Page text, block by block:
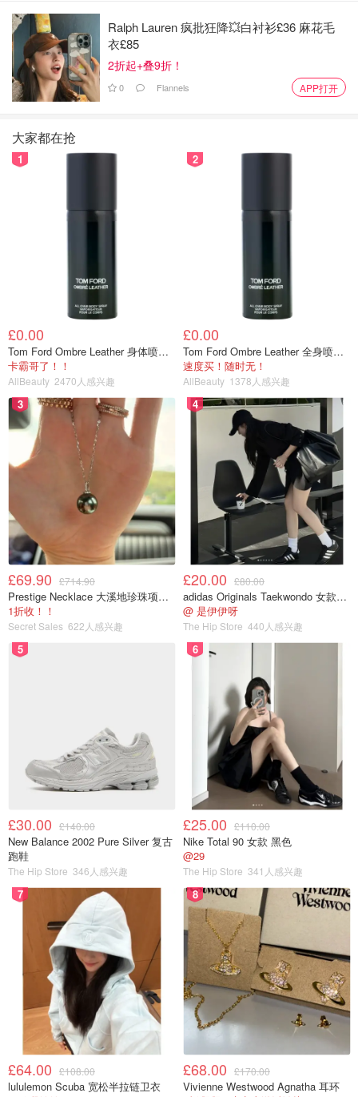
如果你喜欢我们的文章记得
以加小编服务号（DMxQianDuoDuo）了解更多英国优质折
扣和攻略内容~
Ralph Lauren 疯批狂降💥白衬衫£36 麻花毛
衣£85
2折起+叠9折！
0 Flannels APP打开
大家都在抢
1
£0.00
Tom Ford Ombre Leather 身体喷雾 150ml
卡霸哥了！！
AllBeauty 2470人感兴趣
2
£0.00
Tom Ford Ombre Leather 全身喷雾 150ml
速度买！随时无！
AllBeauty 1378人感兴趣
3
£69.90 £714.90
Prestige Necklace 大溪地珍珠项链 10-11mm
1折收！！
Secret Sales 622人感兴趣
4
£20.00 £80.00
adidas Originals Taekwondo 女款黑色运动鞋
@ 是伊伊呀
The Hip Store 440人感兴趣
5
£30.00 £140.00
New Balance 2002 Pure Silver 复古
跑鞋
The Hip Store 346人感兴趣
6
£25.00 £110.00
Nike Total 90 女款 黑色
@29
The Hip Store 341人感兴趣
7
£64.00 £108.00
lululemon Scuba 宽松半拉链卫衣
8
£68.00 £170.00
Vivienne Westwood Agnatha 耳环